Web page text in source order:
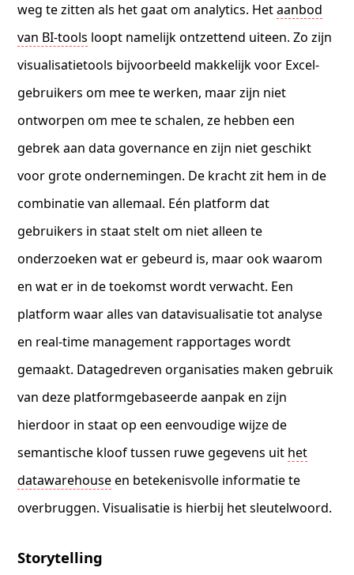
weg te zitten als het gaat om analytics. Hetaanbod
van BI-tools loopt namelijk ontzettend uiteen. Zo zijn
visualisatietools bijvoorbeeld makkelijk voor Excel-
gebruikers om mee te werken, maar zijn niet
ontworpen om mee te schalen, ze hebben een
gebrek aan data governance en zijn niet geschikt
voor grote ondernemingen. De kracht zit hem in de
combinatie van allemaal. Eén platform dat
gebruikers in staat stelt om niet alleen te
onderzoeken wat er gebeurd is, maar ook waarom
en wat er in de toekomst wordt verwacht. Een
platform waar alles van datavisualisatie tot analyse
en real-time management rapportages wordt
gemaakt. Datagedreven organisaties maken gebruik
van deze platformgebaseerde aanpak en zijn
hierdoor in staat op een eenvoudige wijze de
semantische kloof tussen ruwe gegevens uit het
datawarehouseen betekenisvolle informatie te
overbruggen. Visualisatie is hierbij het sleutelwoord.
Storytelling